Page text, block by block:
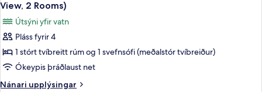
Sofa
Sleeper,
2
Rooms)
tvíbreitt
með
svefnsófa
(Oversized,
Sofa
Sleeper,
Rooms)
myndir
fyrir
Svíta
-
1
stórt
View, 2 Rooms)
Útsýni yfir vatn
Pláss fyrir 4
1 stórt tvíbreitt rúm og 1 svefnsófi (meðalstór tvíbreiður)
Ókeypis þráðlaust net
Nánari upplýsingar
Nánari